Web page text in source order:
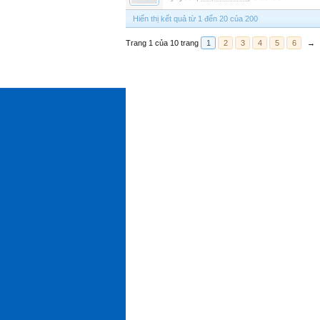
Hiển thị kết quả từ 1 đến 20 của 200
Trang 1 của 10 trang 1 2 3 4 5 6 →